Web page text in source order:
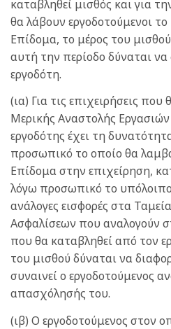
καταβληθεί μισθός και για
θα λάβουν εργοδοτούμενοι το
Επίδομα, το μέρος του
αυτή την περίοδο δύναται
εργοδότη.
(ια) Για τις επιχειρήσεις
Μερικής Αναστολής
εργοδότης έχει τη
προσωπικό το οποίο θα
Επίδομα στην επιχείρηση,
λόγω προσωπικό το
ανάλογες εισφορές στα
Ασφαλίσεων που αναλογούν
που θα καταβληθεί από τον
του μισθού δύναται να
συναινεί ο εργοδοτούμενος
απασχόλησής του.
(ιβ) Ο εργοδοτούμενος στον